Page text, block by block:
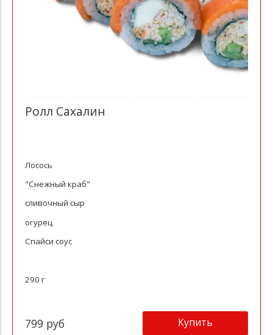
Ролл Сахалин
Лосось
"Снежный краб"
сливочный сыр
огурец
Спайси соус
290 г
799 руб Купить